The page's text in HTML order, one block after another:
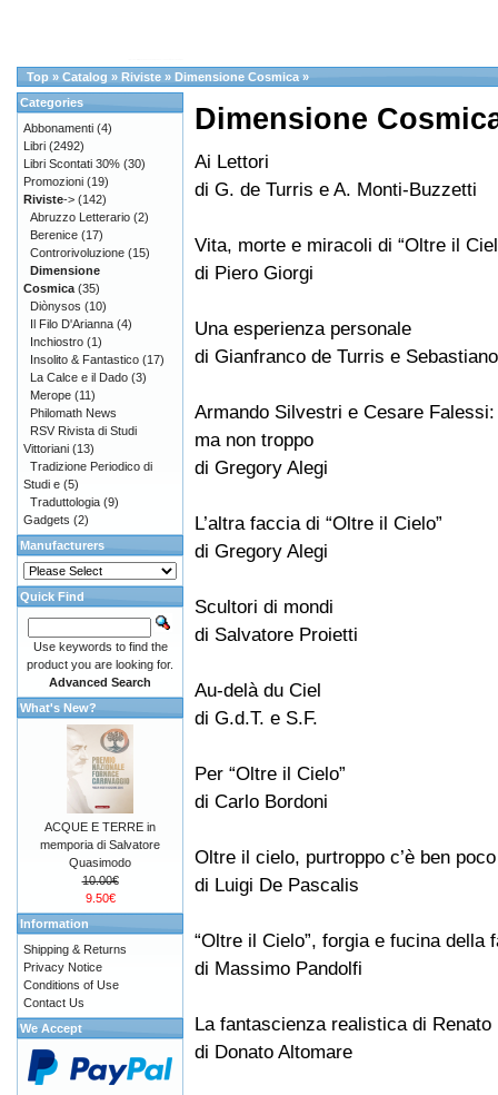
Top » Catalog » Riviste » Dimensione Cosmica »
Dimensione
Ai Lettori
di G. de Turris e A. Monti-Buzzetti
Vita, morte e miracoli di “Oltre il
di Piero Giorgi
Una esperienza personale
di Gianfranco de Turris e
Armando Silvestri e Cesare
ma non troppo
di Gregory Alegi
L’altra faccia di “Oltre il Cielo”
di Gregory Alegi
Scultori di mondi
di Salvatore Proietti
Au-delà du Ciel
di G.d.T. e S.F.
Per “Oltre il Cielo”
di Carlo Bordoni
Oltre il cielo, purtroppo c’è ben poco
di Luigi De Pascalis
“Oltre il Cielo”, forgia e fucina della
di Massimo Pandolfi
La fantascienza realistica di Renato
di Donato Altomare
Categories
Abbonamenti (4)
Libri (2492)
Libri Scontati 30% (30)
Promozioni (19)
Riviste-> (142)
Abruzzo Letterario (2)
Berenice (17)
Controrivoluzione (15)
Dimensione
Cosmica (35)
Diònysos (10)
Il Filo D'Arianna (4)
Inchiostro (1)
Insolito & Fantastico (17)
La Calce e il Dado (3)
Merope (11)
Philomath News
RSV Rivista di Studi
Vittoriani (13)
Tradizione Periodico di
Studi e (5)
Traduttologia (9)
Gadgets (2)
Manufacturers
Quick Find
Use keywords to find the
product you are looking for.
Advanced Search
What's New?
ACQUE E TERRE in
memporia di Salvatore
Quasimodo
10.00€
9.50€
Information
Shipping & Returns
Privacy Notice
Conditions of Use
Contact Us
We Accept